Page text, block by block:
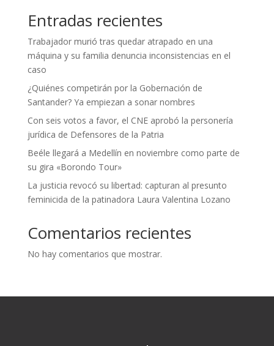
Entradas recientes
Trabajador murió tras quedar atrapado en una
máquina y su familia denuncia inconsistencias en el
caso
¿Quiénes competirán por la Gobernación de
Santander? Ya empiezan a sonar nombres
Con seis votos a favor, el CNE aprobó la personería
jurídica de Defensores de la Patria
Beéle llegará a Medellín en noviembre como parte de
su gira «Borondo Tour»
La justicia revocó su libertad: capturan al presunto
feminicida de la patinadora Laura Valentina Lozano
Comentarios recientes
No hay comentarios que mostrar.